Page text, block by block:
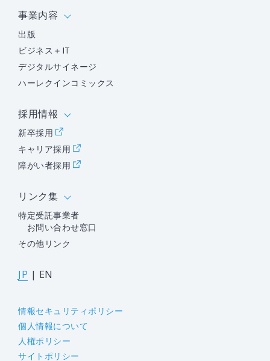
事業内容
出版
ビジネス＋IT
デジタルサイネージ
ハーレクインコミックス
採用情報
新卒採用
キャリア採用
障がい者採用
リンク集
特定受託事業者
お問い合わせ窓口
その他リンク
JP | EN
情報セキュリティポリシー
個人情報について
人権ポリシー
サイトポリシー